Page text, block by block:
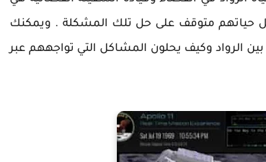
حياتهم متوقف على حل تلك المشكلة . ويمكنك
الرواد وكيف يحلون المشاكل التي تواجههم عبر